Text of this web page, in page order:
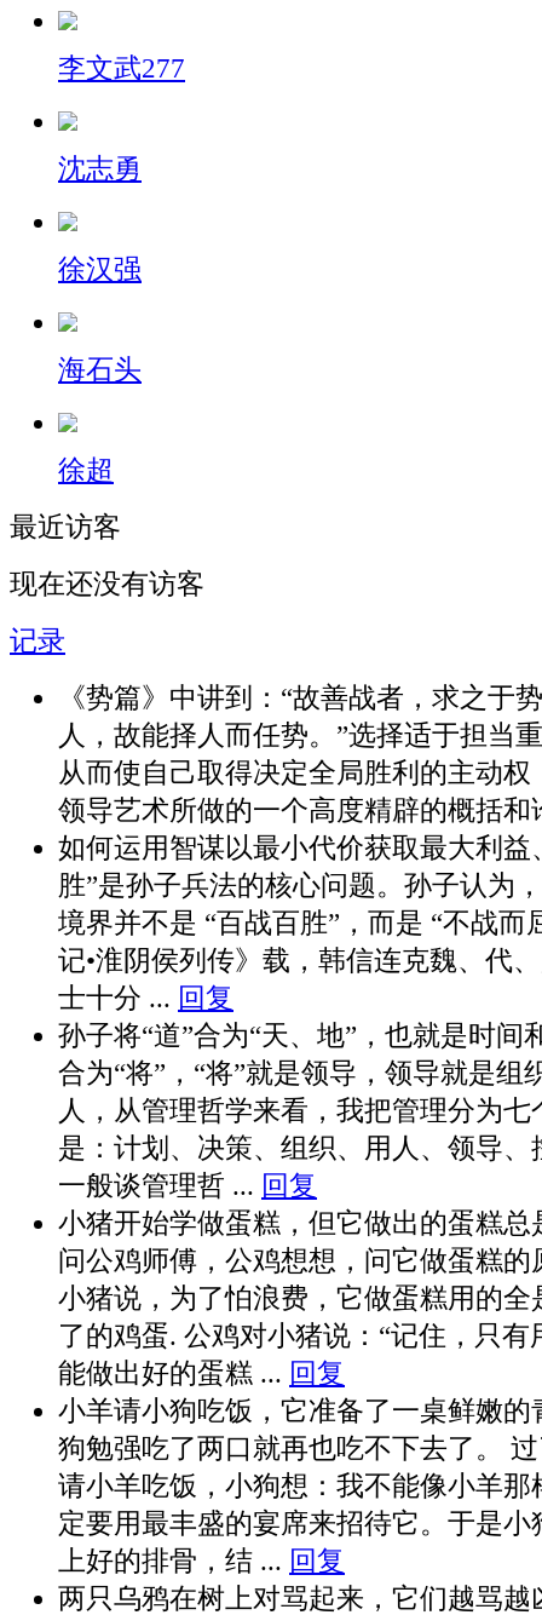
李文武277
沈志勇
徐汉强
海石头
徐超
最近访客
现在还没有访客
记录
《势篇》中讲到：“故善战者，求之于
人，故能择人而任势。”选择适于担当
从而使自己取得决定全局胜利的主动权
领导艺术所做的一个高度精辟的概括
如何运用智谋以最小代价获取最大利益
胜”是孙子兵法的核心问题。孙子认为
境界并不是 “百战百胜”，而是 “不战而
记•淮阴侯列传》载，韩信连克魏、代
士十分 ... 回复
孙子将“道”合为“天、地”，也就是时间
合为“将”，“将”就是领导，领导就是组
人，从管理哲学来看，我把管理分为七
是：计划、决策、组织、用人、领导、
一般谈管理哲 ... 回复
小猪开始学做蛋糕，但它做出的蛋糕总
问公鸡师傅，公鸡想想，问它做蛋糕的
小猪说，为了怕浪费，它做蛋糕用的全
了的鸡蛋. 公鸡对小猪说：“记住，只有
能做出好的蛋糕 ... 回复
小羊请小狗吃饭，它准备了一桌鲜嫩的
狗勉强吃了两口就再也吃不下去了。
请小羊吃饭，小狗想：我不能像小羊那
定要用最丰盛的宴席来招待它。于是小
上好的排骨，结 ... 回复
两只乌鸦在树上对骂起来，它们越骂越